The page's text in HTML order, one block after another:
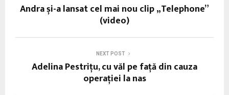
Andra și-a lansat cel mai nou clip „Telephone”
(video)
NEXT POST
Adelina Pestrițu, cu văl pe faţă din cauza
operației la nas